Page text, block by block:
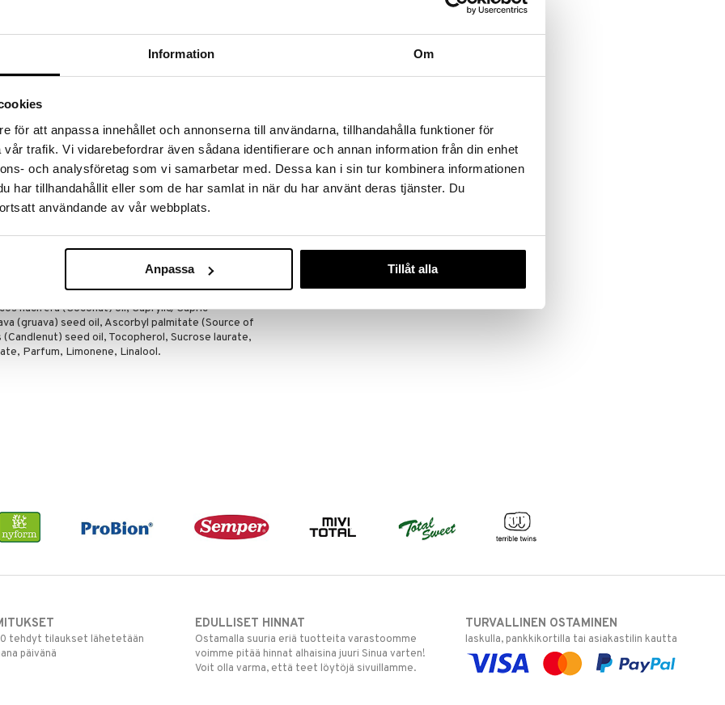
Information Om
för att anpassa innehållet och annonserna till användarna, tillhandahålla funktioner för
trafik. Vi vidarebefordrar även sådana identifierare och annan information från din enhet
och analysföretag som vi samarbetar med. Dessa kan i sin tur kombinera informationen
har tillhandahållit eller som de har samlat in när du har använt deras tjänster. Du
användande av vår webbplats.
Anpassa Tillåt alla
löytöä? Outletistamme löydät runsaasti
varastoa riittää!
ihanasti kosteuttava kasvonaamio, joka tuoksuu
on eksoottinen hedelmä, joka sisältää runsaasti C-
hehkua, samalla kun auringonkukka-,
pehmeän ja säteilevän.
oil, Prunus amygrdalus (Sweet almond) oil,
nucifera (Coconut) oil, Caprylic/Capric
(gruava) seed oil, Ascorbyl palmitate (Source of
seed oil, Tocopherol, Sucrose laurate,
Parfum, Limonene, Linalool.
Dr Organic Guava Radiant
13,59 €
tehdyt tilaukset lähetetään
päivänä
EDULLISET HINNAT
Ostamalla suuria eriä tuotteita varastoomme
voimme pitää hinnat alhaisina juuri Sinua varten!
Voit olla varma, että teet löytöjä sivuillamme.
TURVALLINEN OSTAMINEN
laskulla, pankkikortilla tai asiakastilin kautta